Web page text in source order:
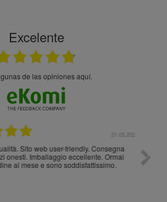
Excelente
de las opiniones aquí.
21.05.2026
Sito web user-friendly. Consegna
Imballaggio eccellente. Ormai
mese e sono soddisfattissimo.
10/10